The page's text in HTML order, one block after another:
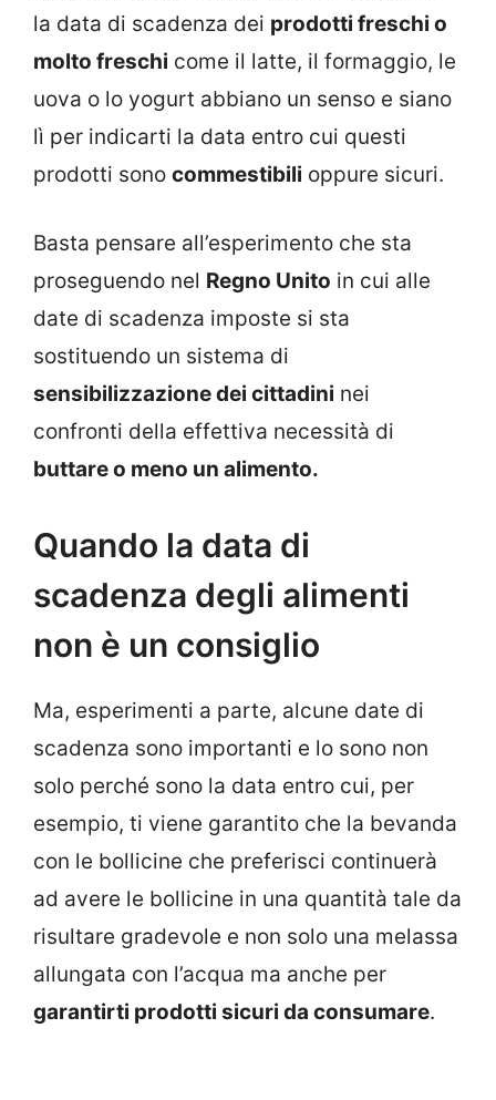
la data di scadenza dei prodotti freschi o
molto freschi come il latte, il formaggio, le
uova o lo yogurt abbiano un senso e siano
lì per indicarti la data entro cui questi
prodotti sono commestibili oppure sicuri.
Basta pensare all’esperimento che sta
proseguendo nel Regno Unito in cui alle
date di scadenza imposte si sta
sostituendo un sistema di
sensibilizzazione dei cittadini nei
confronti della effettiva necessità di
buttare o meno un alimento.
Quando la data di
scadenza degli alimenti
non è un consiglio
Ma, esperimenti a parte, alcune date di
scadenza sono importanti e lo sono non
solo perché sono la data entro cui, per
esempio, ti viene garantito che la bevanda
con le bollicine che preferisci continuerà
ad avere le bollicine in una quantità tale da
risultare gradevole e non solo una melassa
allungata con l’acqua ma anche per
garantirti prodotti sicuri da consumare.